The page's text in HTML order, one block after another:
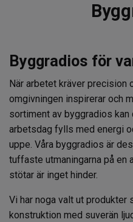
Byggradios för
När arbetet kräver precision
omgivningen inspirerar och
sortiment av byggradios
arbetsdag fylls med energi
uppe. Våra byggradios är
tuffaste utmaningarna på en
stötar är inget hinder.
Vi har noga valt ut produkter
konstruktion med suverän